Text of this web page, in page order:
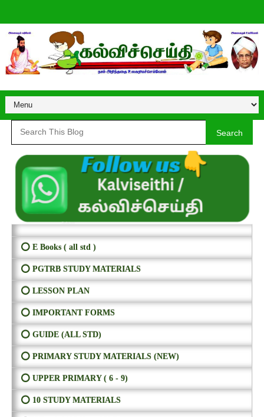
Search
⭕ E Books ( all std )
⭕ PGTRB STUDY MATERIALS
⭕ LESSON PLAN
⭕ IMPORTANT FORMS
⭕ GUIDE (ALL STD)
⭕ PRIMARY STUDY MATERIALS (NEW)
⭕ UPPER PRIMARY ( 6 - 9)
⭕ 10 STUDY MATERIALS